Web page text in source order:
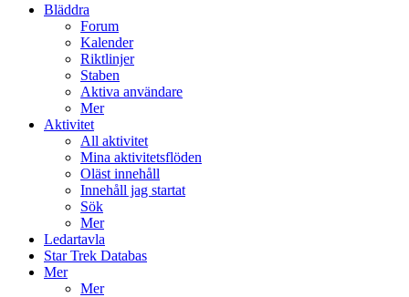
Bläddra
Forum
Kalender
Riktlinjer
Staben
Aktiva användare
Mer
Aktivitet
All aktivitet
Mina aktivitetsflöden
Oläst innehåll
Innehåll jag startat
Sök
Mer
Ledartavla
Star Trek Databas
Mer
Mer